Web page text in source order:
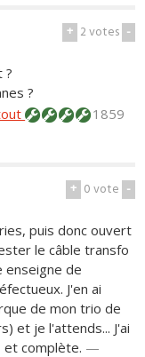
+ 2votes -
?
?
1859
+ 0vote -
puis donc ouvert
le câble transfo
enseigne de
J'en ai
de mon trio de
et je l'attends... J'ai
et complète. —